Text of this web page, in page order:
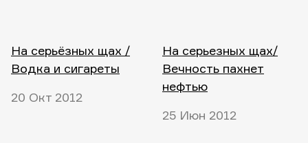
На серьёзных щах /
Водка и сигареты
20 Окт 2012
На серьезных щах/
Вечность пахнет
нефтью
25 Июн 2012